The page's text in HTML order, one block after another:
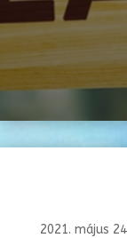
május